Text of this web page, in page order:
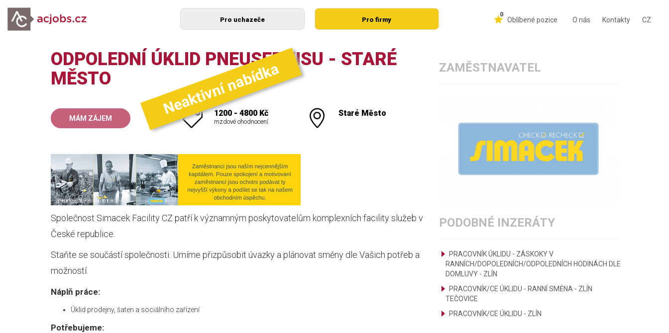
Pro uchazeče Pro firmy
0
Oblíbené pozice O nás Kontakty CZ
ODPOLEDNÍ ÚKLID PNEUSERVISU - STARÉ
MĚSTO
Neaktivní nabídka
MÁM ZÁJEM
1200 - 4800 Kč
mzdové ohodnocení
Staré Město
Společnost Simacek Facility CZ patří k významným poskytovatelům komplexních facility služeb v
České republice.
Staňte se součástí společnosti. Umíme přizpůsobit úvazky a plánovat směny dle Vašich potřeb a
možností.
Náplň práce:
Úklid prodejny, šaten a sociálního zařízení
Potřebujeme:
ZAMĚSTNAVATEL
PODOBNÉ INZERÁTY
PRACOVNÍK ÚKLIDU - ZÁSKOKY V
RANNÍCH/DOPOLEDNÍCH/ODPOLEDNÍCH HODINÁCH DLE
DOMLUVY - ZLÍN
PRACOVNÍK/CE ÚKLIDU - RANNÍ SMĚNA - ZLÍN
TEČOVICE
PRACOVNÍK/CE ÚKLIDU - ZLÍN